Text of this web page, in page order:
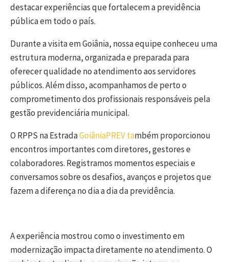
destacar experiências que fortalecem a previdência
pública em todo o país.
Durante a visita em Goiânia, nossa equipe conheceu uma
estrutura moderna, organizada e preparada para
oferecer qualidade no atendimento aos servidores
públicos. Além disso, acompanhamos de perto o
comprometimento dos profissionais responsáveis pela
gestão previdenciária municipal.
O RPPS na EstradaGoiâniaPREV também proporcionou
encontros importantes com diretores, gestores e
colaboradores. Registramos momentos especiais e
conversamos sobre os desafios, avanços e projetos que
fazem a diferença no dia a dia da previdência.
A experiência mostrou como o investimento em
modernização impacta diretamente no atendimento. O